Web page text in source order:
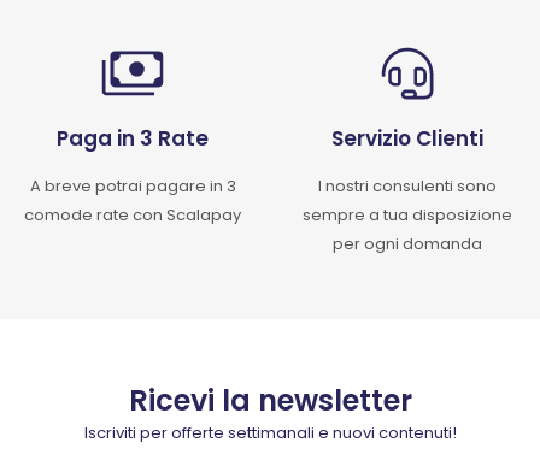
Paga in 3 Rate
A breve potrai pagare in 3
comode rate con Scalapay
Servizio Clienti
I nostri consulenti sono
sempre a tua disposizione
per ogni domanda
Ricevi la newsletter
Iscriviti per offerte settimanali e nuovi contenuti!